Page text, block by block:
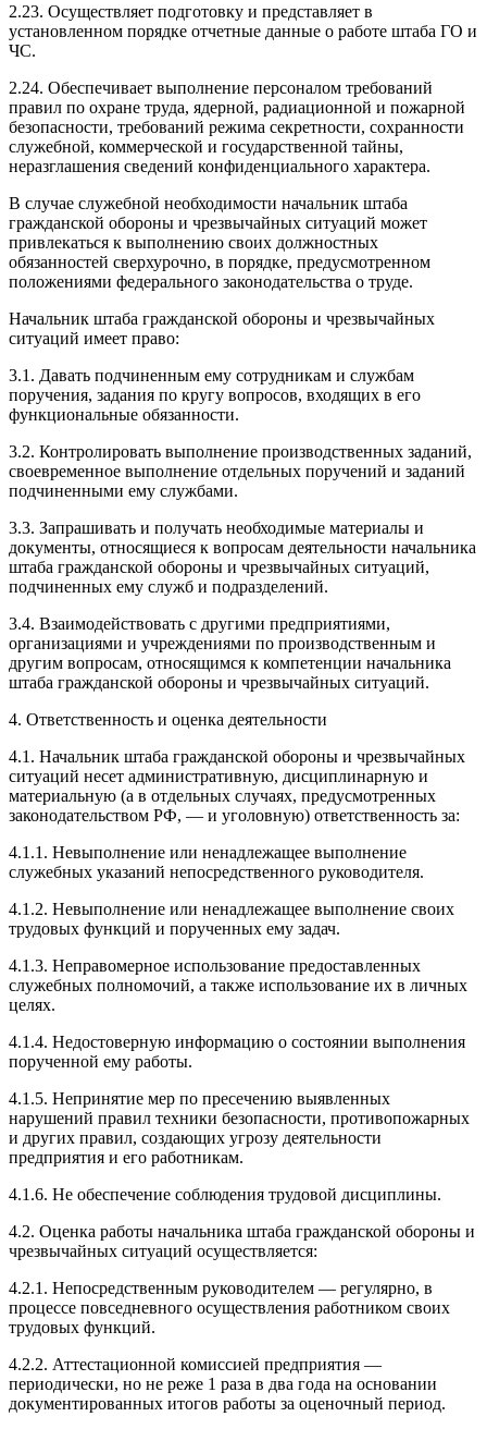
2.23. Осуществляет подготовку и представляет в
установленном порядке отчетные данные о работе штаба ГО и
ЧС.
2.24. Обеспечивает выполнение персоналом требований
правил по охране труда, ядерной, радиационной и пожарной
безопасности, требований режима секретности, сохранности
служебной, коммерческой и государственной тайны,
неразглашения сведений конфиденциального характера.
В случае служебной необходимости начальник штаба
гражданской обороны и чрезвычайных ситуаций может
привлекаться к выполнению своих должностных
обязанностей сверхурочно, в порядке, предусмотренном
положениями федерального законодательства о труде.
Начальник штаба гражданской обороны и чрезвычайных
ситуаций имеет право:
3.1. Давать подчиненным ему сотрудникам и службам
поручения, задания по кругу вопросов, входящих в его
функциональные обязанности.
3.2. Контролировать выполнение производственных заданий,
своевременное выполнение отдельных поручений и заданий
подчиненными ему службами.
3.3. Запрашивать и получать необходимые материалы и
документы, относящиеся к вопросам деятельности начальника
штаба гражданской обороны и чрезвычайных ситуаций,
подчиненных ему служб и подразделений.
3.4. Взаимодействовать с другими предприятиями,
организациями и учреждениями по производственным и
другим вопросам, относящимся к компетенции начальника
штаба гражданской обороны и чрезвычайных ситуаций.
4. Ответственность и оценка деятельности
4.1. Начальник штаба гражданской обороны и чрезвычайных
ситуаций несет административную, дисциплинарную и
материальную (а в отдельных случаях, предусмотренных
законодательством РФ, — и уголовную) ответственность за:
4.1.1. Невыполнение или ненадлежащее выполнение
служебных указаний непосредственного руководителя.
4.1.2. Невыполнение или ненадлежащее выполнение своих
трудовых функций и порученных ему задач.
4.1.3. Неправомерное использование предоставленных
служебных полномочий, а также использование их в личных
целях.
4.1.4. Недостоверную информацию о состоянии выполнения
порученной ему работы.
4.1.5. Непринятие мер по пресечению выявленных
нарушений правил техники безопасности, противопожарных
и других правил, создающих угрозу деятельности
предприятия и его работникам.
4.1.6. Не обеспечение соблюдения трудовой дисциплины.
4.2. Оценка работы начальника штаба гражданской обороны и
чрезвычайных ситуаций осуществляется:
4.2.1. Непосредственным руководителем — регулярно, в
процессе повседневного осуществления работником своих
трудовых функций.
4.2.2. Аттестационной комиссией предприятия —
периодически, но не реже 1 раза в два года на основании
документированных итогов работы за оценочный период.